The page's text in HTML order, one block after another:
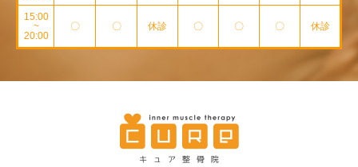
15:00
~
20:00
〇 〇 休診 〇 〇 〇 休診